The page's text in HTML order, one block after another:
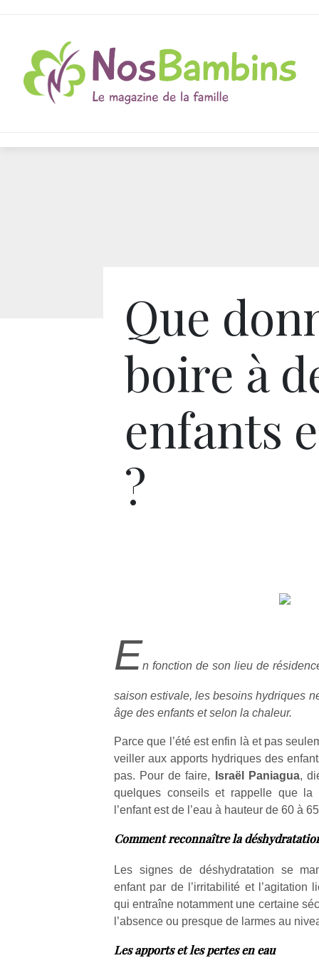
Que
boire à
enfants
?
En fonction de son lieu de
saison estivale, les besoins hydriques
âge des enfants et selon la chaleur.
Parce que l’été est enfin là et pas
veiller aux apports hydriques des
pas. Pour de faire,
Israël Paniagua,
quelques conseils et rappelle que la
l’enfant est de l’eau à hauteur de 60 à
Comment reconnaître la
Les signes de déshydratation se
enfant par de l’irritabilité et l’agitation
qui entraîne notamment une certaine
l’absence ou presque de larmes au
Les apports et les pertes en eau